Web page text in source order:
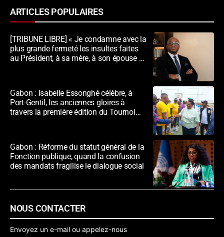
ARTICLES POPULAIRES
[TRIBUNE LIBRE] « Je condamne avec la
plus grande fermeté les insultes faites
au Président, à sa mère, à son épouse et
Gabon : Isabelle Essonghé célèbre, à
Port-Gentil, les anciennes gloires à
travers la première édition du Tournoi
Gabon : Réforme du statut général de la
Fonction publique, quand la confusion
des mandats fragilise le dialogue social
NOUS CONTACTER
Envoyez un e-mail ou appelez-nous